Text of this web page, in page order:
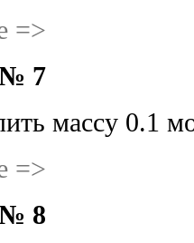
=>
№ 7
массу 0.1
=>
№ 8